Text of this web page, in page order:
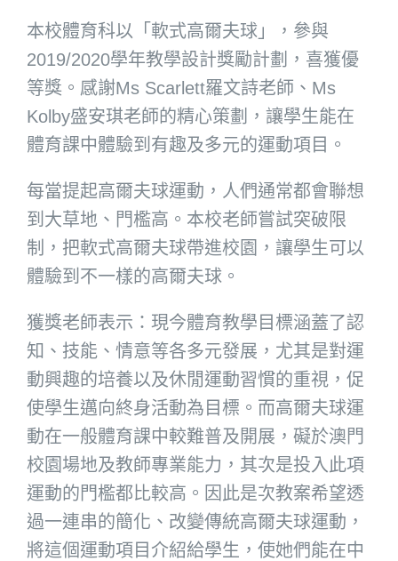
本校體育科以「軟式高爾夫球」，參與
2019/2020學年教學設計獎勵計劃，喜獲優
等獎。感謝Ms Scarlett羅文詩老師、Ms
Kolby盛安琪老師的精心策劃，讓學生能在
體育課中體驗到有趣及多元的運動項目。
每當提起高爾夫球運動，人們通常都會聯想
到大草地、門檻高。本校老師嘗試突破限
制，把軟式高爾夫球帶進校園，讓學生可以
體驗到不一樣的高爾夫球。
獲獎老師表示：現今體育教學目標涵蓋了認
知、技能、情意等各多元發展，尤其是對運
動興趣的培養以及休閒運動習慣的重視，促
使學生邁向終身活動為目標。而高爾夫球運
動在一般體育課中較難普及開展，礙於澳門
校園場地及教師專業能力，其次是投入此項
運動的門檻都比較高。因此是次教案希望透
過一連串的簡化、改變傳統高爾夫球運動，
將這個運動項目介紹給學生，使她們能在中